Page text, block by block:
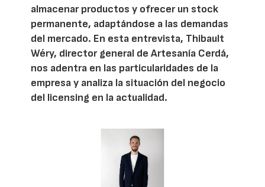
almacenar productos y ofrecer un stock
permanente, adaptándose a las demandas
del mercado. En esta entrevista, Thibault
Wéry, director general de Artesanía Cerdá,
nos adentra en las particularidades de la
empresa y analiza la situación del negocio
del licensing en la actualidad.